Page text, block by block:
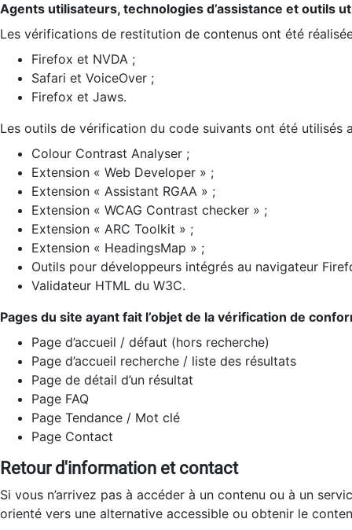
Agents utilisateurs, technologies d’assistance et outils
Les vérifications de restitution de contenus ont été
Firefox et NVDA ;
Safari et VoiceOver ;
Firefox et Jaws.
Les outils de vérification du code suivants ont été utilisés
Colour Contrast Analyser ;
Extension « Web Developer » ;
Extension « Assistant RGAA » ;
Extension « WCAG Contrast checker » ;
Extension « ARC Toolkit » ;
Extension « HeadingsMap » ;
Outils pour développeurs intégrés au navigateur
Validateur HTML du W3C.
Pages du site ayant fait l’objet de la vérification de
Page d’accueil / défaut (hors recherche)
Page d’accueil recherche / liste des résultats
Page de détail d’un résultat
Page FAQ
Page Tendance / Mot clé
Page Contact
Retour d'information et contact
Si vous n’arrivez pas à accéder à un contenu ou à un
orienté vers une alternative accessible ou obtenir le